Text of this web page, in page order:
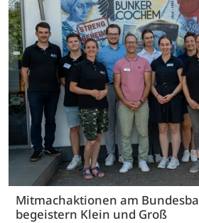
Mitmachaktionen am
begeistern Klein und Groß